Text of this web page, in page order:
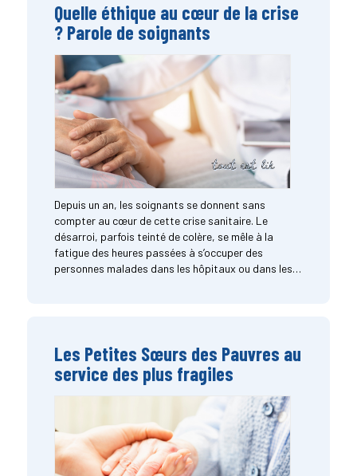
Quelle éthique au cœur de la crise
? Parole de soignants
Depuis un an, les soignants se donnent sans
compter au cœur de cette crise sanitaire. Le
désarroi, parfois teinté de colère, se mêle à la
fatigue des heures passées à s’occuper des
personnes malades dans les hôpitaux ou dans les…
Les Petites Sœurs des Pauvres au
service des plus fragiles